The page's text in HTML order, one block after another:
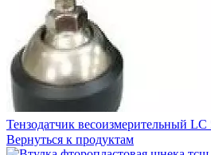
Тензодатчик весоизмерительный LC
Вернуться к продуктам